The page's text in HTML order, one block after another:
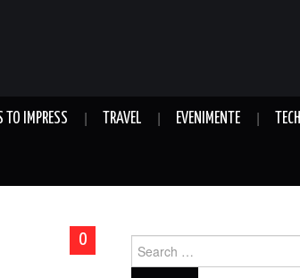
TO IMPRESS TRAVEL EVENIMENTE TECH
0
for: